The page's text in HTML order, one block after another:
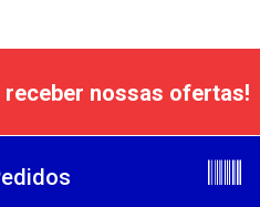
nossas ofertas!